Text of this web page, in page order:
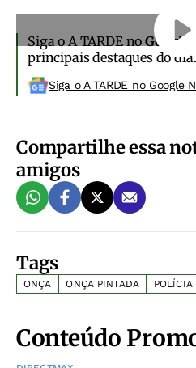
Siga o A TARDE noGoogle
principais destaques do dia.
Siga o A TARDE no Google
Compartilhe essa
amigos
Tags
ONÇA ONÇA PINTADA